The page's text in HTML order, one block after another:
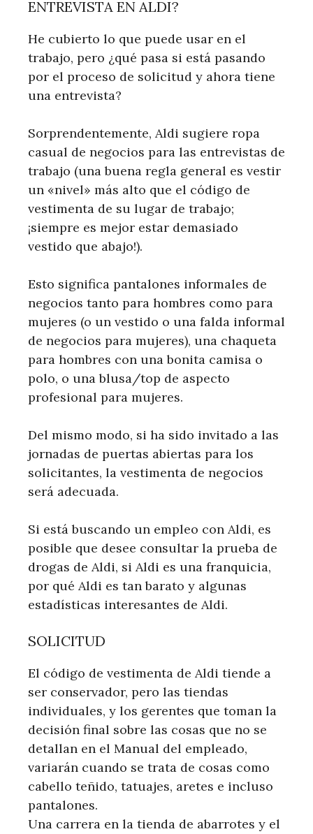
ENTREVISTA EN ALDI?
He cubierto lo que puede usar en el
trabajo, pero ¿qué pasa si está pasando
por el proceso de solicitud y ahora tiene
una entrevista?
Sorprendentemente, Aldi sugiere ropa
casual de negocios para las entrevistas de
trabajo (una buena regla general es vestir
un «nivel» más alto que el código de
vestimenta de su lugar de trabajo;
¡siempre es mejor estar demasiado
vestido que abajo!).
Esto significa pantalones informales de
negocios tanto para hombres como para
mujeres (o un vestido o una falda informal
de negocios para mujeres), una chaqueta
para hombres con una bonita camisa o
polo, o una blusa/top de aspecto
profesional para mujeres.
Del mismo modo, si ha sido invitado a las
jornadas de puertas abiertas para los
solicitantes, la vestimenta de negocios
será adecuada.
Si está buscando un empleo con Aldi, es
posible que desee consultar la prueba de
drogas de Aldi, si Aldi es una franquicia,
por qué Aldi es tan barato y algunas
estadísticas interesantes de Aldi.
SOLICITUD
El código de vestimenta de Aldi tiende a
ser conservador, pero las tiendas
individuales, y los gerentes que toman la
decisión final sobre las cosas que no se
detallan en el Manual del empleado,
variarán cuando se trata de cosas como
cabello teñido, tatuajes, aretes e incluso
pantalones.
Una carrera en la tienda de abarrotes y el